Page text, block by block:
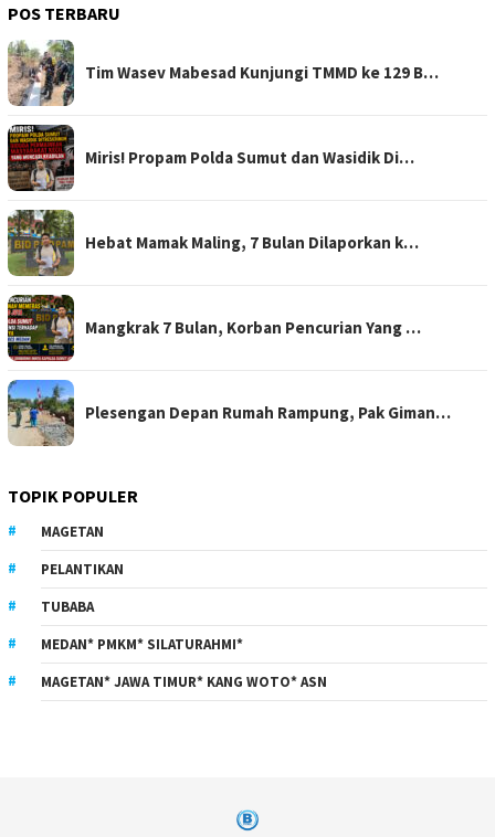
POS TERBARU
Tim Wasev Mabesad Kunjungi TMMD ke 129 B…
Miris! Propam Polda Sumut dan Wasidik Di…
Hebat Mamak Maling, 7 Bulan Dilaporkan k…
Mangkrak 7 Bulan, Korban Pencurian Yang …
Plesengan Depan Rumah Rampung, Pak Giman…
TOPIK POPULER
MAGETAN
PELANTIKAN
TUBABA
MEDAN* PMKM* SILATURAHMI*
MAGETAN* JAWA TIMUR* KANG WOTO* ASN